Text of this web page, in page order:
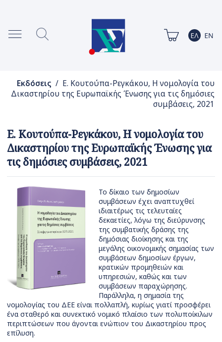
Εκδόσεις / Ε. Κουτούπα-Ρεγκάκου, Η νομολογία του
Δικαστηρίου της Ευρωπαϊκής Ένωσης για τις δημόσιες
συμβάσεις, 2021
Ε. Κουτούπα-Ρεγκάκου, Η νομολογία του
Δικαστηρίου της Ευρωπαϊκής Ένωσης για
τις δημόσιες συμβάσεις, 2021
Το δίκαιο των δημοσίων
συμβάσεων έχει αναπτυχθεί
ιδιαιτέρως τις τελευταίες
δεκαετίες, λόγω της διεύρυνσης
της συμβατικής δράσης της
δημόσιας διοίκησης και της
μεγάλης οικονομικής σημασίας των
συμβάσεων δημοσίων έργων,
κρατικών προμηθειών και
υπηρεσιών, καθώς και των
συμβάσεων παραχώρησης.
Παράλληλα, η σημασία της
νομολογίας του ΔΕΕ είναι πολλαπλή, κυρίως γιατί προσφέρει
ένα σταθερό και συνεκτικό νομικό πλαίσιο των πολυποίκιλων
περιπτώσεων που άγονται ενώπιον του Δικαστηρίου προς
επίλυση.